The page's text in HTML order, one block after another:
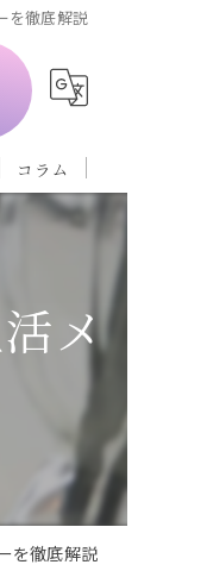
を徹底解説
コラム
メ
を徹底解説